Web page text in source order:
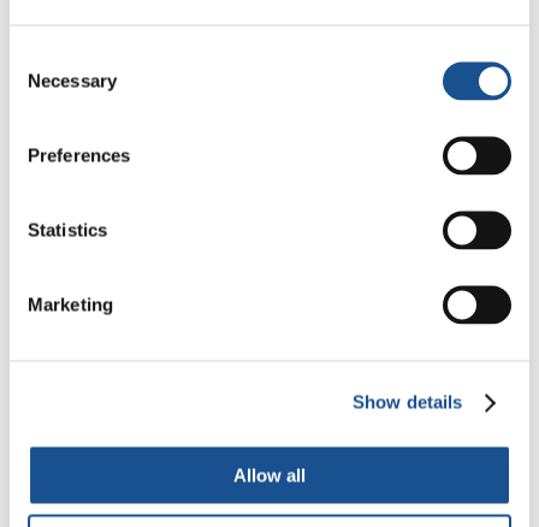
Selection
Necessary
Preferences
Statistics
Marketing
Show details
Allow all
Readers also like
A paz, o Papa e um apelo para
#PlanetPledge | I am Climate